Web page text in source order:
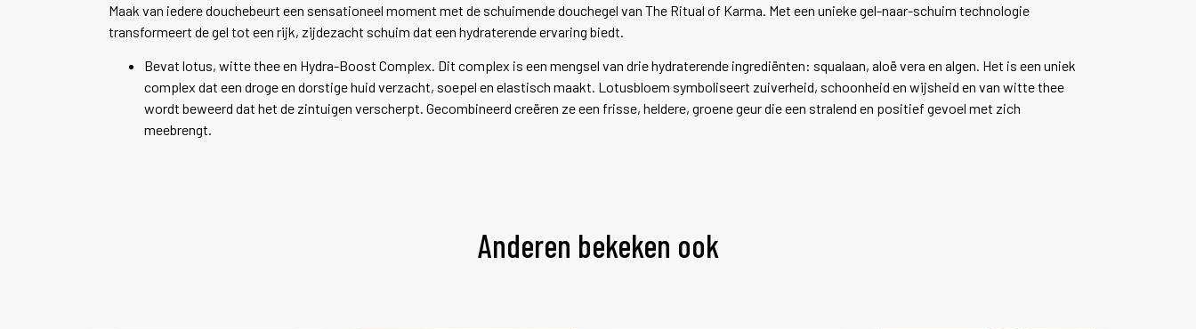
Maak van iedere douchebeurt een sensationeel moment met de schuimende douchegel van The Ritual of Karma. Met een unieke gel-naar-schuim technologie
transformeert de gel tot een rijk, zijdezacht schuim dat een hydraterende ervaring biedt.
Bevat lotus, witte thee en Hydra-Boost Complex. Dit complex is een mengsel van drie hydraterende ingrediënten: squalaan, aloë vera en algen. Het is een uniek
complex dat een droge en dorstige huid verzacht, soepel en elastisch maakt. Lotusbloem symboliseert zuiverheid, schoonheid en wijsheid en van witte thee
wordt beweerd dat het de zintuigen verscherpt. Gecombineerd creëren ze een frisse, heldere, groene geur die een stralend en positief gevoel met zich
meebrengt.
Anderen bekeken ook